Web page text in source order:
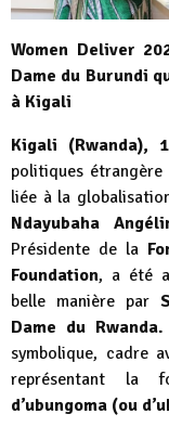
Women Deliver
Dame du Burundi
à Kigali
Kigali (Rwanda),
politiques
liée à la
Ndayubaha
Présidente de la
Foundation, a été
belle manière par
Dame du Rwanda.
symbolique, cadre
représentant la
d’ubungoma (ou